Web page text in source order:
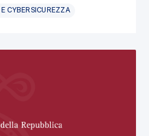
CYBERSICUREZZA